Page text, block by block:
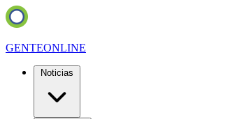
GENTEONLINE
Noticias